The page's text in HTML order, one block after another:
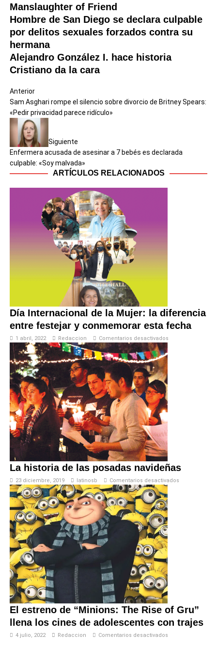
Manslaughter of Friend
Hombre de San Diego se declara culpable
por delitos sexuales forzados contra su
hermana
Alejandro González I. hace historia
Cristiano da la cara
Anterior
Sam Asghari rompe el silencio sobre divorcio de Britney Spears:
«Pedir privacidad parece ridículo»
Siguiente
Enfermera acusada de asesinar a 7 bebés es declarada
culpable: «Soy malvada»
ARTÍCULOS RELACIONADOS
Día Internacional de la Mujer: la diferencia
entre festejar y conmemorar esta fecha
1 abril, 2022 Redaccion Comentarios desactivados
La historia de las posadas navideñas
23 diciembre, 2019 latinosb Comentarios desactivados
El estreno de “Minions: The Rise of Gru”
llena los cines de adolescentes con trajes
4 julio, 2022 Redaccion Comentarios desactivados